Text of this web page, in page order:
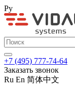
Ру
+7 (495) 777-74-64
Заказать звонок
Ru En 简体中文